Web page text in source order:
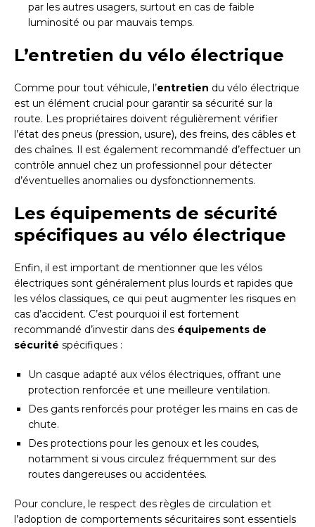
par les autres usagers, surtout en cas de faible
luminosité ou par mauvais temps.
L’entretien du vélo électrique
Comme pour tout véhicule, l’entretien du vélo électrique
est un élément crucial pour garantir sa sécurité sur la
route. Les propriétaires doivent régulièrement vérifier
l’état des pneus (pression, usure), des freins, des câbles et
des chaînes. Il est également recommandé d’effectuer un
contrôle annuel chez un professionnel pour détecter
d’éventuelles anomalies ou dysfonctionnements.
Les équipements de sécurité
spécifiques au vélo électrique
Enfin, il est important de mentionner que les vélos
électriques sont généralement plus lourds et rapides que
les vélos classiques, ce qui peut augmenter les risques en
cas d’accident. C’est pourquoi il est fortement
recommandé d’investir dans des équipements de
sécurité spécifiques :
Un casque adapté aux vélos électriques, offrant une
protection renforcée et une meilleure ventilation.
Des gants renforcés pour protéger les mains en cas de
chute.
Des protections pour les genoux et les coudes,
notamment si vous circulez fréquemment sur des
routes dangereuses ou accidentées.
Pour conclure, le respect des règles de circulation et
l’adoption de comportements sécuritaires sont essentiels